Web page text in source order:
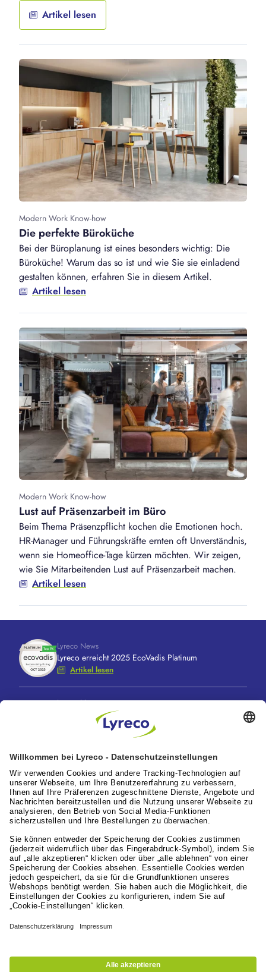
Artikel lesen
Modern Work Know-how
Die perfekte Büroküche
Bei der Büroplanung ist eines besonders wichtig: Die
Büroküche! Warum das so ist und wie Sie sie einladend
gestalten können, erfahren Sie in diesem Artikel.
Artikel lesen
Modern Work Know-how
Lust auf Präsenzarbeit im Büro
Beim Thema Präsenzpflicht kochen die Emotionen hoch.
HR-Manager und Führungskräfte ernten oft Unverständnis,
wenn sie Homeoffice-Tage kürzen möchten. Wir zeigen,
wie Sie Mitarbeitenden Lust auf Präsenzarbeit machen.
Artikel lesen
Lyreco News
Lyreco erreicht 2025 EcoVadis Platinum
Artikel lesen
Lyreco News
Lyreco feiert 100 Jahre “A Great Working Day.
Delivered."
Lyreco News
Lyreco Partner Convention 2026: Zentraler
Branchentreff mit Zukunftskraft
Artikel lesen
Leistungen für die Arbeitswelt
Lyreco Deutschland
ImpressumAGBDatenschutzerklärungNutzungsbedingungen